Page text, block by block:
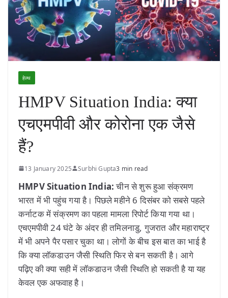
हेल्थ
HMPV Situation India: क्या
एचएमपीवी और कोरोना एक जैसे
हैं?
13 January 2025 Surbhi Gupta3 min read
HMPV Situation India:चीन से शुरू हुआ संक्रमण
भारत में भी पहुंच गया है। पिछले महीने 6 दिसंबर को सबसे पहले
कर्नाटक में संक्रमण का पहला मामला रिपोर्ट किया गया था।
एचएमपीवी 24 घंटे के अंदर ही तमिलनाडु, गुजरात और महाराष्ट्र
में भी अपने पैर पसार चुका था। लोगों के बीच इस बात का भाई है
कि क्या लॉकडाउन जैसी स्थिति फिर से बन सकती है। आगे
पढ़िए की क्या सही में लॉकडाउन जैसी स्थिति हो सकती है या यह
केवल एक अफवाह है।